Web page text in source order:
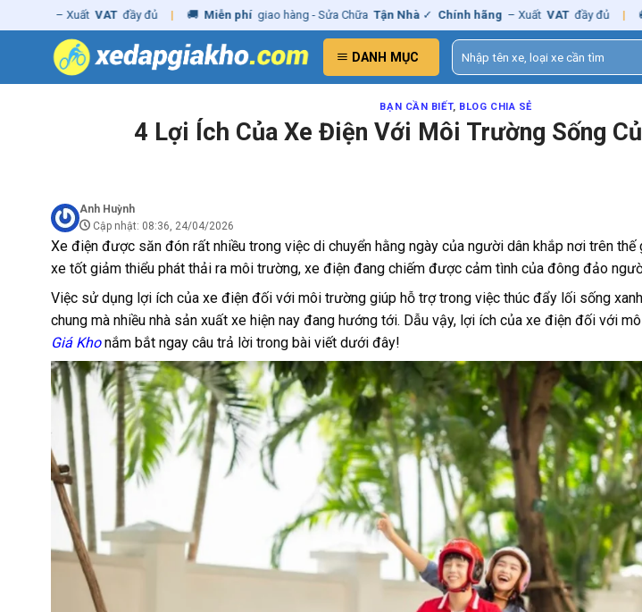
to
đầy đủ | 🚚 Miễn phí giao hàng - Sửa Chữa Tận Nhà ✓ Chính hãng – Xuất VAT đầy đủ | 🚚 Miễn phí
DANH MỤC
Tìm
kiếm:
BẠN CẦN BIẾT, BLOG CHIA SẺ
4 Lợi Ích Của Xe Điện Với Môi Trường Sống
Anh Huỳnh
Cập nhật: 08:36, 24/04/2026
Xe điện được săn đón rất nhiều trong việc di chuyển hằng ngày của người dân khắp nơi trên
xe tốt giảm thiểu phát thải ra môi trường, xe điện đang chiếm được cảm tình của đông đảo
Việc sử dụng lợi ích của xe điện đối với môi trường giúp hỗ trợ trong việc thúc đẩy lối sống
chung mà nhiều nhà sản xuất xe hiện nay đang hướng tới. Dẫu vậy, lợi ích của xe điện đối với
Giá Khonắm bắt ngay câu trả lời trong bài viết dưới đây!